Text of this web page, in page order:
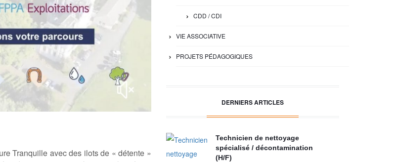
Tranquille avec des ilots de « détente »
CDD / CDI
VIE ASSOCIATIVE
PROJETS PÉDAGOGIQUES
DERNIERS ARTICLES
Technicien de nettoyage
spécialisé / décontamination
(H/F)